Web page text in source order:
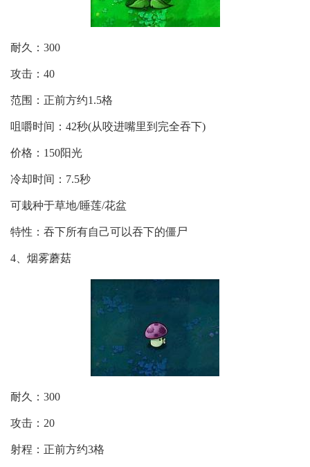
耐久：300
攻击：40
范围：正前方约1.5格
咀嚼时间：42秒(从咬进嘴里到完全吞下)
价格：150阳光
冷却时间：7.5秒
可栽种于草地/睡莲/花盆
特性：吞下所有自己可以吞下的僵尸
4、烟雾蘑菇
耐久：300
攻击：20
射程：正前方约3格